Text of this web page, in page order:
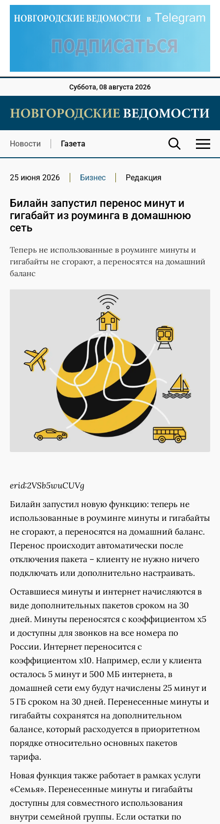
Суббота, 08 августа 2026
Новости Газета
25 июня 2026 Бизнес Редакция
Билайн запустил перенос минут и
гигабайт из роуминга в домашнюю
сеть
Теперь не использованные в роуминге минуты и
гигабайты не сгорают, а переносятся на домашний
баланс
erid:2VSb5wuCUVg
Билайн запустил новую функцию: теперь не
использованные в роуминге минуты и гигабайты
не сгорают, а переносятся на домашний баланс.
Перенос происходит автоматически после
отключения пакета – клиенту не нужно ничего
подключать или дополнительно настраивать.
Оставшиеся минуты и интернет начисляются в
виде дополнительных пакетов сроком на 30
дней. Минуты переносятся с коэффициентом x5
и доступны для звонков на все номера по
России. Интернет переносится с
коэффициентом x10. Например, если у клиента
осталось 5 минут и 500 МБ интернета, в
домашней сети ему будут начислены 25 минут и
5 ГБ сроком на 30 дней. Перенесенные минуты и
гигабайты сохранятся на дополнительном
балансе, который расходуется в приоритетном
порядке относительно основных пакетов
тарифа.
Новая функция также работает в рамках услуги
«Семья». Перенесенные минуты и гигабайты
доступны для совместного использования
внутри семейной группы. Если остатки по